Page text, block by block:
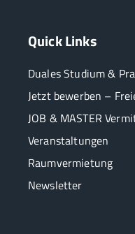
Quick Links
Duales Studium &
Jetzt bewerben –
JOB & MASTER
Veranstaltungen
Raumvermietung
Newsletter